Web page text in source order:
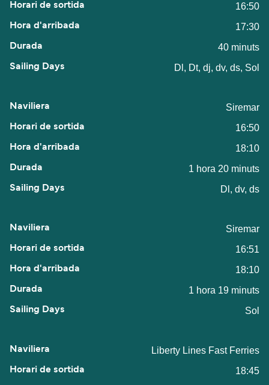
16:50
17:30
40 minuts
Dl, Dt, dj, dv, ds, Sol
Siremar
16:50
18:10
1 hora 20 minuts
Dl, dv, ds
Siremar
16:51
18:10
1 hora 19 minuts
Sol
Liberty Lines Fast Ferries
18:45